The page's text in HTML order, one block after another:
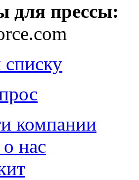
для прессы:
списку
компании
нас